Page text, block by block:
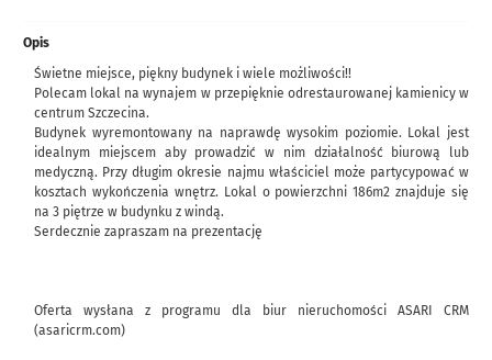
Opis
Świetne miejsce, piękny budynek i wiele możliwości!!
Polecam lokal na wynajem w przepięknie odrestaurowanej kamienicy w
centrum Szczecina.
Budynek wyremontowany na naprawdę wysokim poziomie. Lokal jest
idealnym miejscem aby prowadzić w nim działalność biurową lub
medyczną. Przy długim okresie najmu właściciel może partycypować w
kosztach wykończenia wnętrz. Lokal o powierzchni 186m2 znajduje się
na 3 piętrze w budynku z windą.
Serdecznie zapraszam na prezentację
Oferta wysłana z programu dla biur nieruchomości ASARI CRM
(asaricrm.com)